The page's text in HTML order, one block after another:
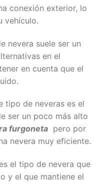
conexión exterior, lo
vehículo.
nevera suele ser un
en el
en cuenta que el
tipo de neveras es el
ser un poco más alto
furgoneta pero por
nevera muy eficiente.
el tipo de nevera que
y el que mantiene el